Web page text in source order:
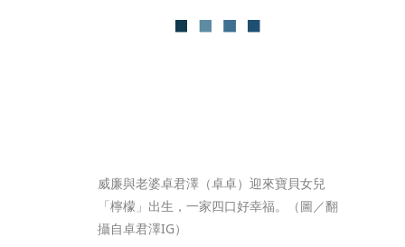
威廉與老婆卓君澤（卓卓）迎來寶貝女兒
「檸檬」出生，一家四口好幸福。（圖／翻
攝自卓君澤IG）